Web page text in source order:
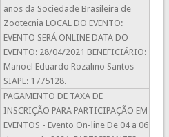
anos da Sociedade Brasileira de
Zootecnia LOCAL DO EVENTO:
EVENTO SERÁ ONLINE DATA DO
EVENTO: 28/04/2021 BENEFICIÁRIO:
Manoel Eduardo Rozalino Santos
SIAPE: 1775128​.
PAGAMENTO DE TAXA DE
INSCRIÇÃO PARA PARTICIPAÇÃO EM
EVENTOS - Evento On-line De 04 a 06